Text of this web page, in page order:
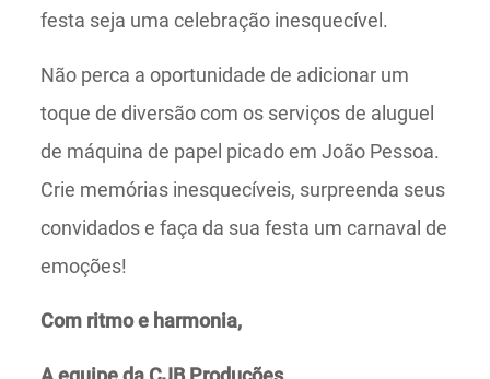
festa seja uma celebração inesquecível.
Não perca a oportunidade de adicionar um
toque de diversão com os serviços de aluguel
de máquina de papel picado em João Pessoa.
Crie memórias inesquecíveis, surpreenda seus
convidados e faça da sua festa um carnaval de
emoções!
Com ritmo e harmonia,